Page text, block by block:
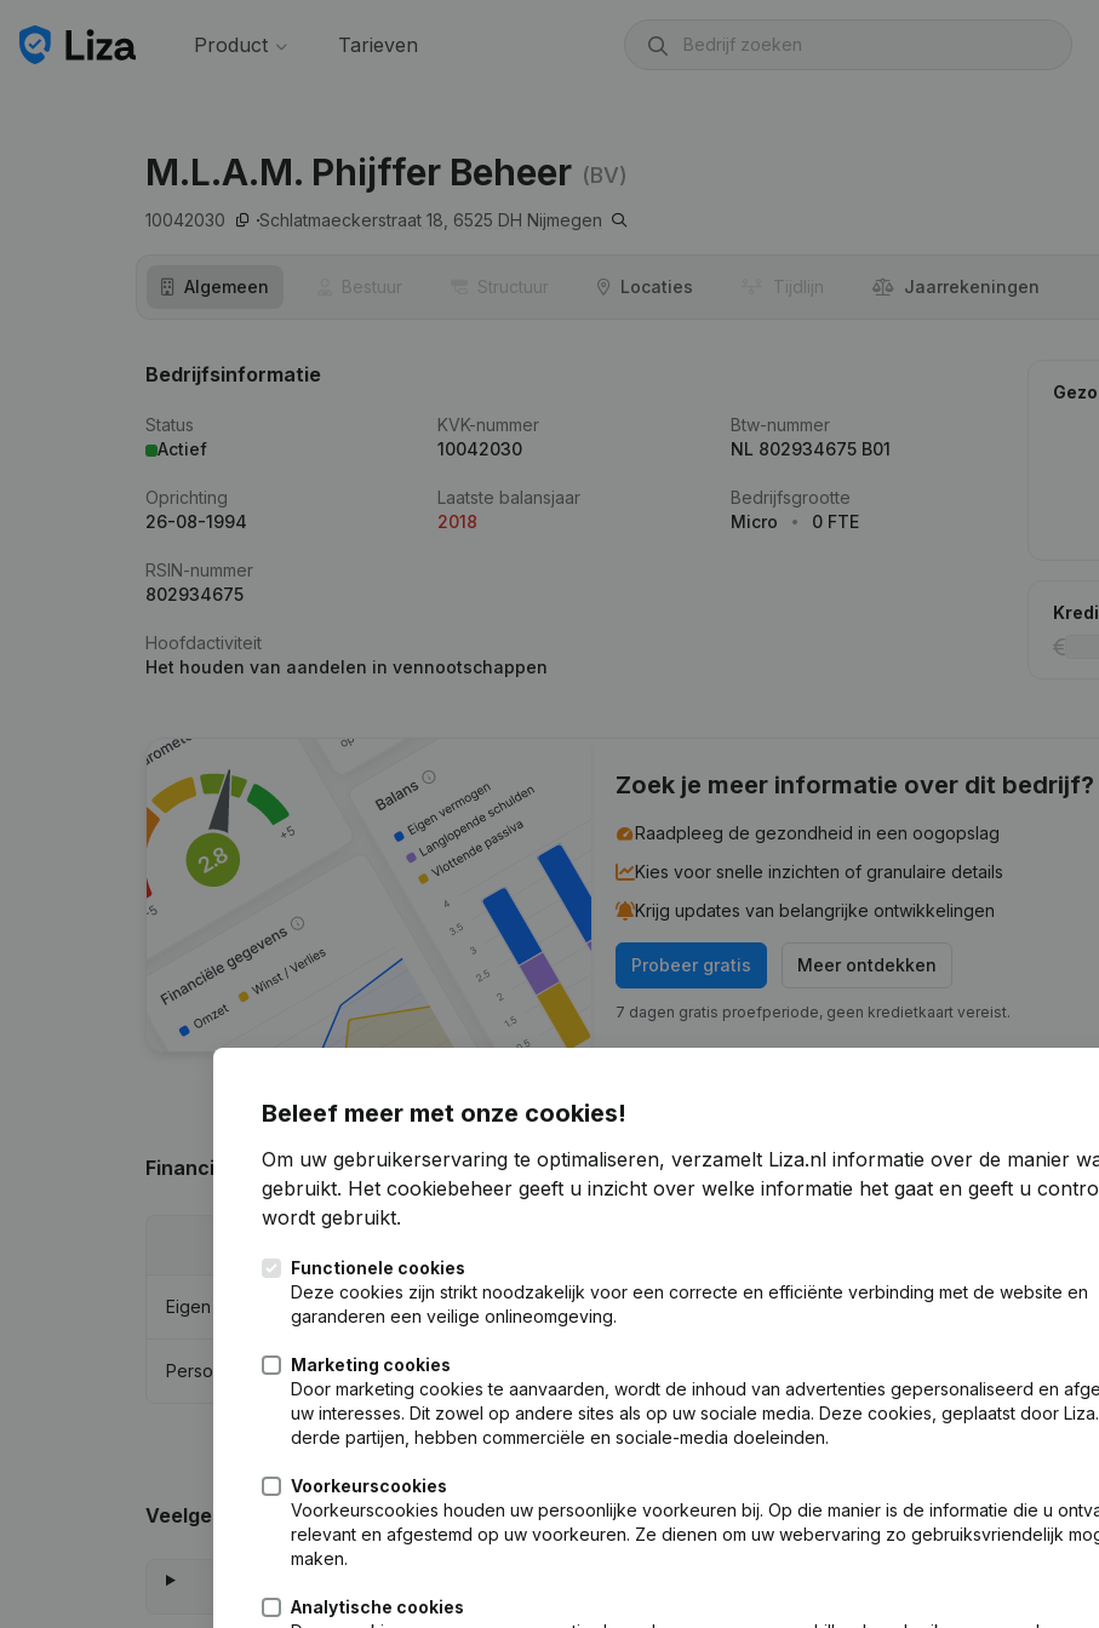
Product Tarieven
M.L.A.M. Phijffer Beheer (BV)
10042030 Schlatmaeckerstraat 18, 6525 DH Nijmegen
Algemeen Bestuur Structuur Locaties Tijdlijn Jaar­rekeningen
Bedrijfsinformatie
Status
Actief
KVK-nummer
10042030
Btw-nummer
NL 802934675 B01
Oprichting
26-08-1994
Laatste balansjaar
2018
Bedrijfsgrootte
Micro
0 FTE
RSIN-nummer
802934675
Hoofdactiviteit
Het houden van aandelen in vennootschappen
Zoek je meer informatie over dit bedrijf?
Raadpleeg de gezondheid in een oogopslag
Kies voor snelle inzichten of granulaire details
Krijg updates van belangrijke ontwikkelingen
Probeer gratis Meer ontdekken
7 dagen gratis proefperiode, geen kredietkaart vereist.
Financiële gegevensvan M.L.A.M. Phijffer Beheer
Eigen vermogen -2.767
Personeel
Veelgestelde vragen
Beleef meer met onze cookies!
Om uw gebruikerservaring te optimaliseren, verzamelt Liza.nl informatie over de manier
gebruikt. Het cookiebeheer geeft u inzicht over welke informatie het gaat en geeft u
wordt gebruikt.
Functionele cookies
Deze cookies zijn strikt noodzakelijk voor een correcte en efficiënte verbinding met de website en
garanderen een veilige onlineomgeving.
Marketing cookies
Door marketing cookies te aanvaarden, wordt de inhoud van advertenties gepersonaliseerd en
uw interesses. Dit zowel op andere sites als op uw sociale media. Deze cookies, geplaatst door
derde partijen, hebben commerciële en sociale-media doeleinden.
Voorkeurscookies
Voorkeurscookies houden uw persoonlijke voorkeuren bij. Op die manier is de informatie die u
relevant en afgestemd op uw voorkeuren. Ze dienen om uw webervaring zo gebruiksvriendelijk
maken.
Analytische cookies